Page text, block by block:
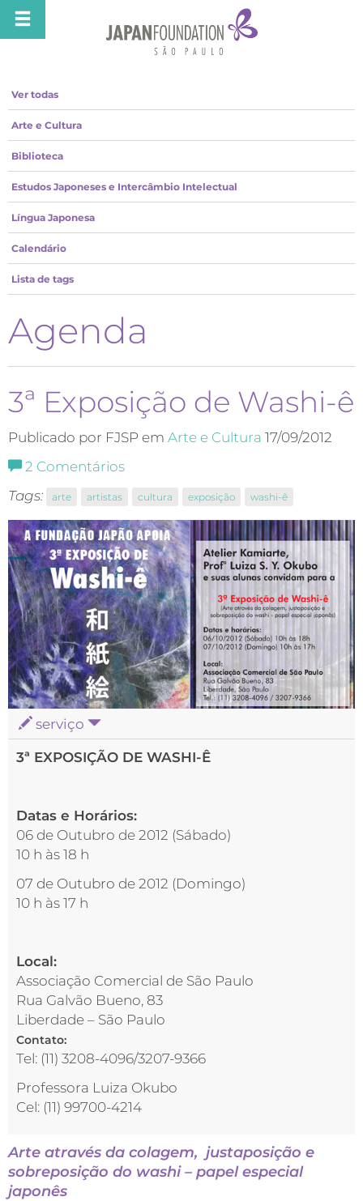
Ver todas
Arte e Cultura
Biblioteca
Estudos Japoneses e Intercâmbio Intelectual
Língua Japonesa
Calendário
Lista de tags
Agenda
3ª Exposição de Washi-ê
Publicado por FJSP em Arte e Cultura 17/09/2012
2 Comentários
Tags:
arte artistas cultura exposição washi-ê
serviço
3ª EXPOSIÇÃO DE WASHI-Ê
Datas e Horários:
06 de Outubro de 2012 (Sábado)
10 h às 18 h
07 de Outubro de 2012 (Domingo)
10 h às 17 h
Local:
Associação Comercial de São Paulo
Rua Galvão Bueno, 83
Liberdade – São Paulo
Contato:
Tel: (11) 3208-4096/3207-9366
Professora Luiza Okubo
Cel: (11) 99700-4214
Arte através da colagem, justaposição e
sobreposição do washi– papel especial
japonês